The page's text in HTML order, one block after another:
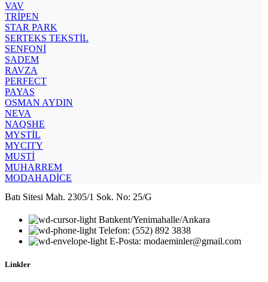
VAV
TRİPEN
STAR PARK
SERTEKS TEKSTİL
SENFONİ
SADEM
RAVZA
PERFECT
PAYAS
OSMAN AYDIN
NEVA
NAQSHE
MYSTİL
MYCITY
MUSTİ
MUHARREM
MODAHADİCE
Batı Sitesi Mah. 2305/1 Sok. No: 25/G
Batıkent/Yenimahalle/Ankara
Telefon: (552) 892 3838
E-Posta: modaeminler@gmail.com
Linkler